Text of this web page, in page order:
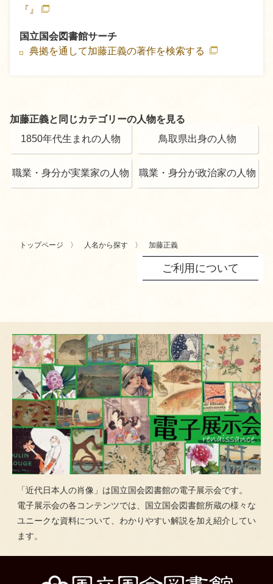
『』
国立国会図書館サーチ
典拠を通して加藤正義の著作を検索する
加藤正義と同じカテゴリーの人物を見る
1850年代生まれの人物
鳥取県出身の人物
職業・身分が実業家の人物 職業・身分が政治家の人物
トップページ 人名から探す 加藤正義
ご利用について
「近代日本人の肖像」は国立国会図書館の電子展示会です。
電子展示会の各コンテンツでは、国立国会図書館所蔵の様々な
ユニークな資料について、わかりやすい解説を加え紹介してい
ます。